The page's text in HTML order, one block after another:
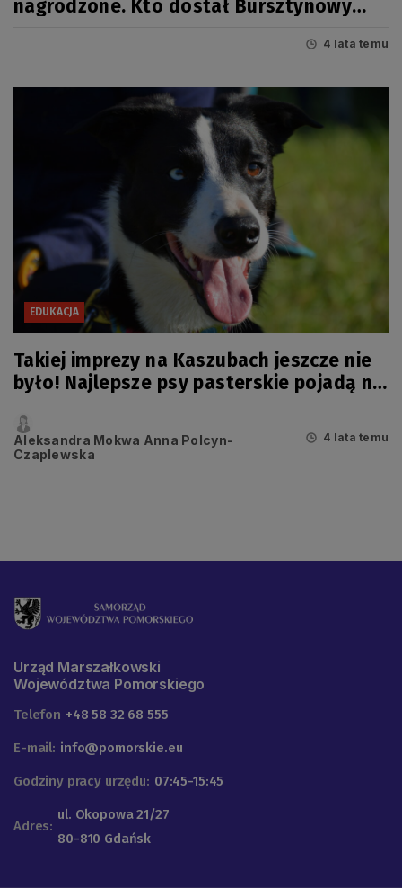
nagrodzone. Kto dostał Bursztynowy
4 lata temu
EDUKACJA
Takiej imprezy na Kaszubach jeszcze nie
było! Najlepsze psy pasterskie pojadą na
Aleksandra Mokwa Anna Polcyn-
Czaplewska
4 lata temu
Urząd Marszałkowski
Województwa Pomorskiego
Telefon +48 58 32 68 555
E-mail: info@pomorskie.eu
Godziny pracy urzędu: 07:45-15:45
Adres:
ul. Okopowa 21/27
80-810 Gdańsk